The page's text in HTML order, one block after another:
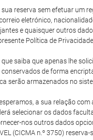
sua reserva sem efetuar um
eletrónico,
e quaisquer outros
Política de Privacidade.
saiba que apenas lhe
de forma
serão armazenados no
a sua relação
selecionar os dados
nos outros dados
(CICMA n.º 3750)